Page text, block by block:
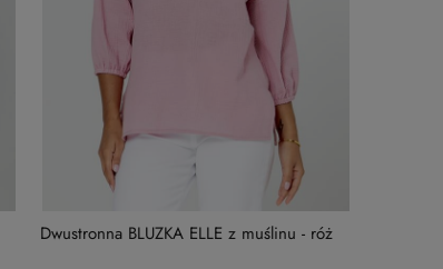
Dwustronna BLUZKA ELLE z muślinu - róż